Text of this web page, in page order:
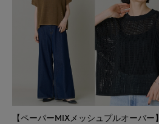
【ペーパーMIXメッシュプルオーバー】